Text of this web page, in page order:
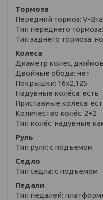
Тормоза
Передний тормоз: V-
Тип переднего
Тип заднего тормоза:
Колеса
Диаметр колес,
Двойные обода: нет
Покрышки: 16х2,125
Надувные колёса: есть
Приставные колеса:
Количество колёс: 2+2
Тип колёс: надувные
Руль
Тип руля: с подъемом
Седло
Тип седла: с подъемом
Педали
Тип педалей: